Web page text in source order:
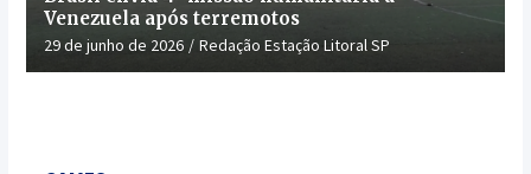
Venezuela após terremotos
29 de junho de 2026 Redação Estação Litoral SP